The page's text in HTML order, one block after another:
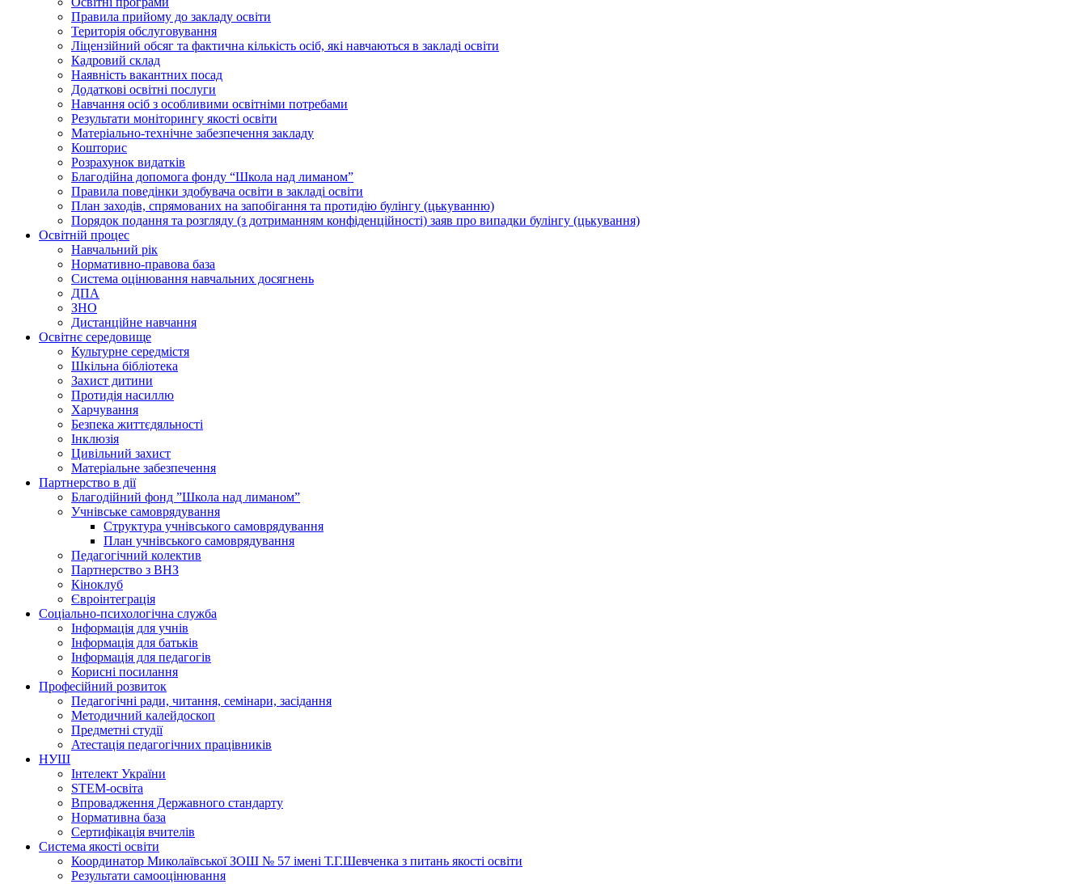
Правила прийому до закладу освіти
Територiя обслуговування
Ліцензійний обсяг та фактична кількість осіб, які навчаються в закладі освіти
Кадровий склад
Наявність вакантних посад
Додатковi освiтнi послуги
Навчання осіб з особливими освітніми потребами
Результати моніторингу якості освіти
Матеріально-технічне забезпечення закладу
Кошторис
Розрахунок видатків
Благодійна допомога фонду “Школа над лиманом”
Правила поведінки здобувача освіти в закладі освіти
План заходів, спрямованих на запобігання та протидію булінгу (цькуванню)
Порядок подання та розгляду (з дотриманням конфіденційності) заяв про випадки булінгу (цькування)
Освітній процес
Навчальний рік
Нормативно-правова база
Система оцінювання навчальних досягнень
ДПА
ЗНО
Дистанційне навчання
Освітнє середовище
Культурне середмістя
Шкільна бібліотека
Захист дитини
Протидія насиллю
Харчування
Безпека життєдяльності
Інклюзія
Цивільний захист
Матеріальне забезпечення
Партнерство в дії
Благодійний фонд ”Школа над лиманом”
Учнівське самоврядування
Структура учнiвського самоврядування
План учнiвського самоврядування
Педагогічний колектив
Партнерство з ВНЗ
Кіноклуб
Євроінтеграція
Соціально-психологічна служба
Інформація для учнів
Інформація для батьків
Інформація для педагогів
Корисні посилання
Професійний розвиток
Педагогічні ради, читання, семінари, засідання
Методичний калейдоскоп
Предметні студії
Атестація педагогічних працівників
НУШ
Інтелект України
STEM-освіта
Впровадження Державного стандарту
Нормативна база
Сертифікація вчителів
Система якості освіти
Координатор Миколаївської ЗОШ № 57 імені Т.Г.Шевченка з питань якості освіти
Результати самооцінювання